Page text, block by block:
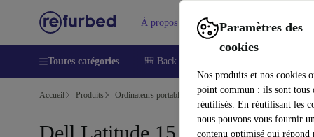
Paramètres des
cookies
Nos produits et nos cookies
point commun : ils sont tous
réutilisés. En réutilisant les
nous pouvons vous fournir
contenu optimisé qui répond
À propos Aide
Toutes catégories 🎒 Back to school
Accueil Produits Ordinateurs portables Ordinateurs portables Dell